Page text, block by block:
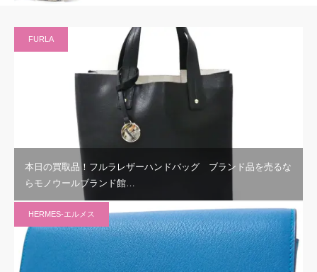
FURLA
本日の買取品！フルラレザーハンドバッグ ブランド品を売るな
らモノウールブランド館…
HERMES-エルメス